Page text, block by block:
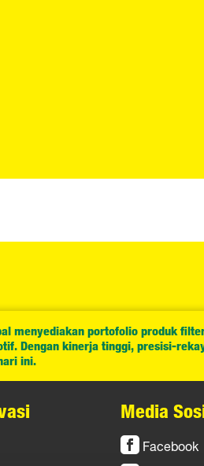
menyediakan portofolio produk
Dengan kinerja tinggi, presisi-
ini.
Media
Facebook